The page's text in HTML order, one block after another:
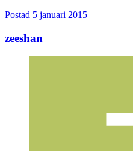
Postad 5 januari 2015
zeeshan